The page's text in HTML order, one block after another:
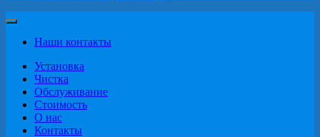
Наши контакты
Установка
Чистка
Обслуживание
Стоимость
О нас
Контакты